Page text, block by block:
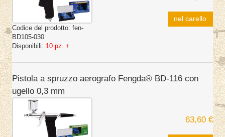
Codice del prodotto: fen-
BD105-030
Disponibili: 10 pz. +
nel carello
Pistola a spruzzo aerografo Fengda® BD-116 con
ugello 0,3 mm
63,60 €